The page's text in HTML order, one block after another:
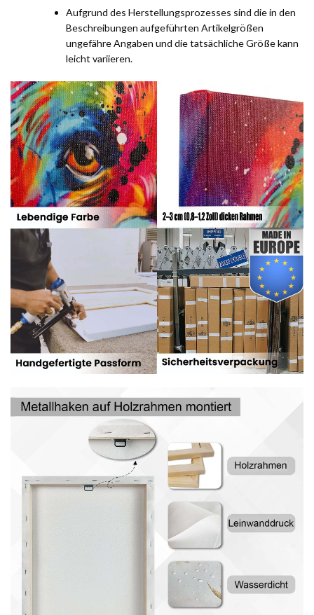
Aufgrund des Herstellungsprozesses sind die in den
Beschreibungen aufgeführten Artikelgrößen
ungefähre Angaben und die tatsächliche Größe kann
leicht variieren.